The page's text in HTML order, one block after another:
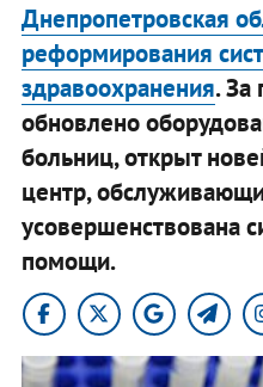
Днепропетровская
реформирования
здравоохранения. За
обновлено
больниц, открыт
центр,
усовершенствована
помощи.